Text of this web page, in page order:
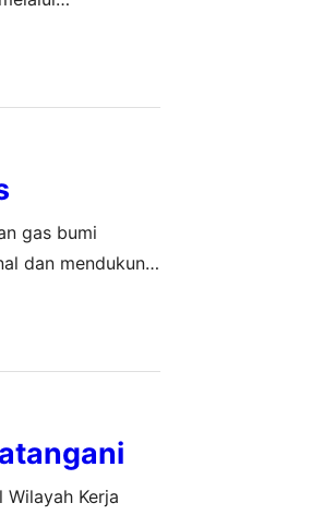
gas bumi
dan mendukung
Wilayah Kerja